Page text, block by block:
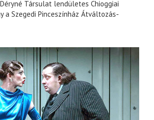
Társulat lendületes Chioggiai
a Szegedi Pinceszínház Átváltozás-